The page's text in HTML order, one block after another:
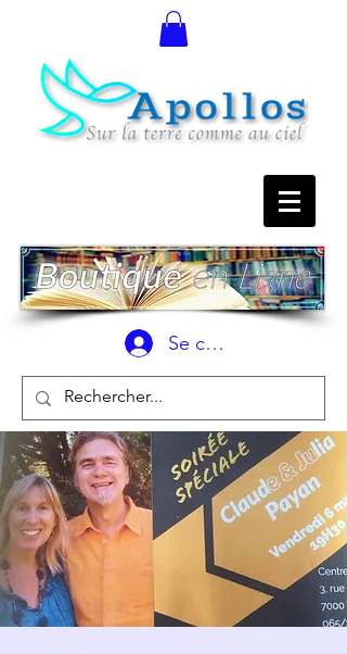
Se connecter